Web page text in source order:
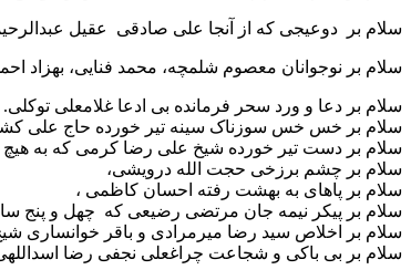
سلام بر دوعیجی که از آنجا علی صادقی عقیل
سلام بر نوجوانان معصوم شلمچه، محمد فنایی، بهزاد
سلام بر دعا و ورد سحر فرمانده بی ادعا غلامعلی توکلی.
سلام بر خس خس سوزناک سینه تیر خورده حاج علی
سلام بر دست تیر خورده شیخ علی رضا کرمی که به هیچ
سلام بر چشم برزخی حجت الله درویشی،
سلام بر پاهای به بهشت رفته احسان کاظمی ،
سلام بر پیکر نیمه جان مرتضی رضیعی که چهل و پنج
سلام بر اخلاص سید رضا میرمرادی و باقر خوانساری
سلام بر بی باکی و شجاعت چراغعلی نجفی رضا